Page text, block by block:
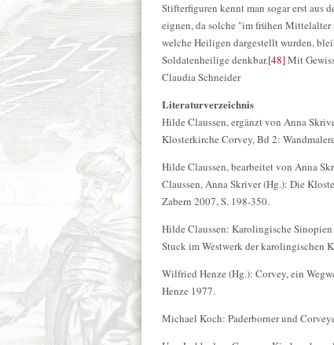
Stifterfiguren kennt man sogar erst aus
eignen, da solche "im frühen
welche Heiligen dargestellt wurden,
Soldatenheilige denkbar.[48]Mit
Claudia Schneider
Literaturverzeichnis
Hilde Claussen, ergänzt von Anna
Klosterkirche Corvey, Bd 2:
Hilde Claussen, bearbeitet von Anna
Claussen, Anna Skriver (Hg.): Die
Zabern 2007, S. 198-350.
Hilde Claussen: Karolingische
Stuck im Westwerk der karolingischen
Wilfried Henze (Hg.): Corvey, ein
Henze 1977.
Michael Koch: Paderborner und